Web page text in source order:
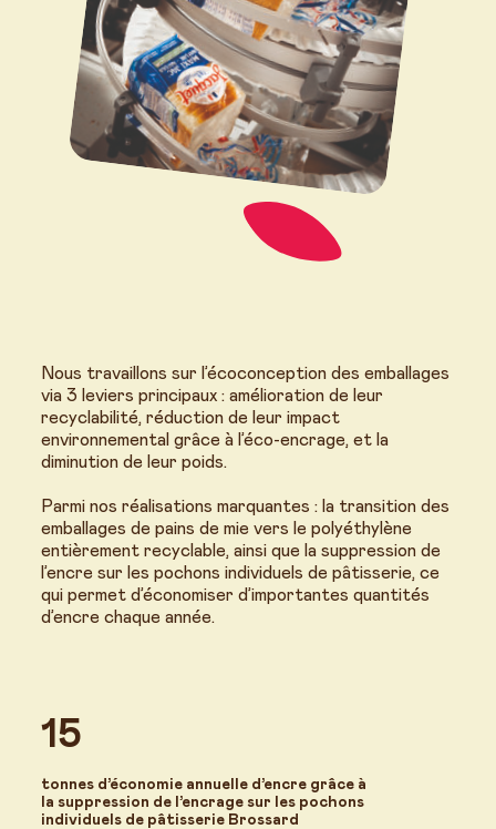
Nous travaillons sur l’écoconception des emballages
via 3 leviers principaux : amélioration de leur
recyclabilité, réduction de leur impact
environnemental grâce à l’éco-encrage, et la
diminution de leur poids.
Parmi nos réalisations marquantes : la transition des
emballages de pains de mie vers le polyéthylène
entièrement recyclable, ainsi que la suppression de
l’encre sur les pochons individuels de pâtisserie, ce
qui permet d’économiser d’importantes quantités
d’encre chaque année.
15
tonnes d’économie annuelle d’encre grâce à
la suppression de l’encrage sur les pochons
individuels de pâtisserie Brossard